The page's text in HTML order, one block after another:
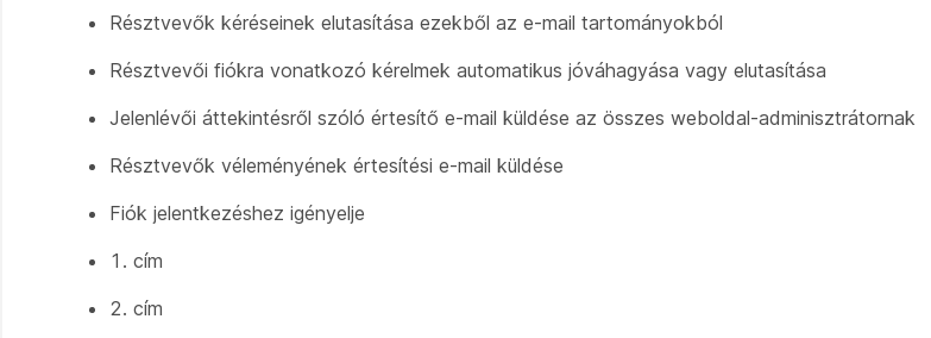
Résztvevők kéréseinek elutasítása ezekből az e-mail tartományokból
Résztvevői fiókra vonatkozó kérelmek automatikus jóváhagyása vagy elutasítása
Jelenlévői áttekintésről szóló értesítő e-mail küldése az összes weboldal-adminisztrátornak
Résztvevők véleményének értesítési e-mail küldése
Fiók jelentkezéshez igényelje
1. cím
2. cím